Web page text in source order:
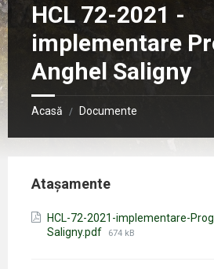
HCL 72-2021 -
implementare
Anghel Saligny
Acasă / Documente
Atașamente
HCL-72-2021-implementare-
Saligny.pdf Mărimea
674 kB